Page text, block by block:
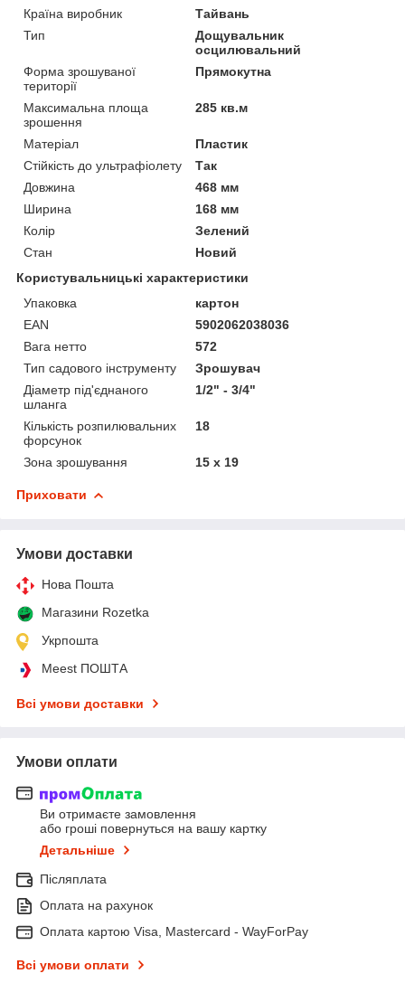
Країна виробник
Тайвань
Тип
Дощувальник
осцилювальний
Форма зрошуваної
території
Прямокутна
Максимальна площа
зрошення
285 кв.м
Матеріал
Пластик
Стійкість до ультрафіолету
Так
Довжина
468 мм
Ширина
168 мм
Колір
Зелений
Стан
Новий
Користувальницькі характеристики
Упаковка
картон
EAN
5902062038036
Вага нетто
572
Тип садового інструменту
Зрошувач
Діаметр під'єднаного
шланга
1/2" - 3/4"
Кількість розпилювальних
форсунок
18
Зона зрошування 15 х 19
Приховати
Умови доставки
Нова Пошта
Магазини Rozetka
Укрпошта
Meest ПОШТА
Всі умови доставки
Умови оплати
Ви отримаєте замовлення
або гроші повернуться на вашу картку
Детальніше
Післяплата
Оплата на рахунок
Оплата картою Visa, Mastercard - WayForPay
Всі умови оплати